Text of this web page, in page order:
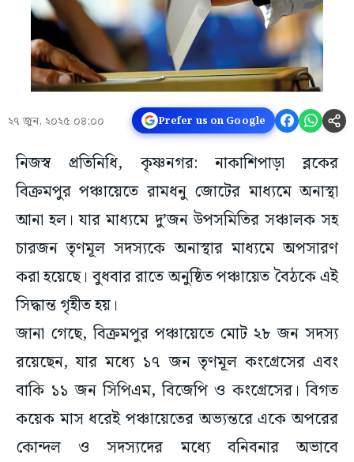
২৭ জুন, ২০২৫ ০৪:০০ Prefer us on Google
নিজস্ব প্রতিনিধি, কৃষ্ণনগর: নাকাশিপাড়া ব্লকের
বিক্রমপুর পঞ্চায়েতে রামধনু জোটের মাধ্যমে অনাস্থা
আনা হল। যার মাধ্যমে দু’জন উপসমিতির সঞ্চালক সহ
চারজন তৃণমূল সদস্যকে অনাস্থার মাধ্যমে অপসারণ
করা হয়েছে। বুধবার রাতে অনুষ্ঠিত পঞ্চায়েত বৈঠকে এই
সিদ্ধান্ত গৃহীত হয়।
জানা গেছে, বিক্রমপুর পঞ্চায়েতে মোট ২৮ জন সদস্য
রয়েছেন, যার মধ্যে ১৭ জন তৃণমূল কংগ্রেসের এবং
বাকি ১১ জন সিপিএম, বিজেপি ও কংগ্রেসের। বিগত
কয়েক মাস ধরেই পঞ্চায়েতের অভ্যন্তরে একে অপরের
কোন্দল ও সদস্যদের মধ্যে বনিবনার অভাবে